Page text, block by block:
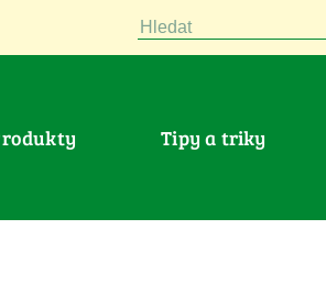
Hledat
Produkty Tipy a triky